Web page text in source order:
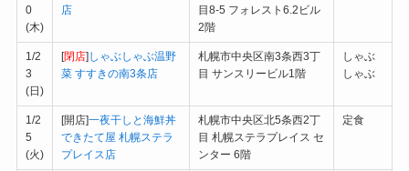
0
(木)
店
目8-5 フォレスト6.2ビル
2階
1/2
3
(日)
[閉店]しゃぶしゃぶ温野
菜 すすきの南3条店
札幌市中央区南3条西3丁
目 サンスリービル1階
しゃぶ
しゃぶ
1/2
5
(火)
[開店]一夜干しと海鮮丼
できたて屋 札幌ステラ
プレイス店
札幌市中央区北5条西2丁
目 札幌ステラプレイス セ
ンター 6階
定食